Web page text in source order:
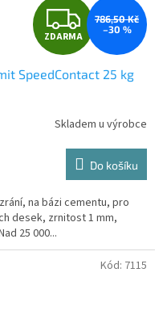
Z
D
A
R
M
A
ZDARMA
786,50 Kč
–30 %
SpeedContact 25 kg
Skladem u výrobce
Do košíku
na bázi cementu, pro
desek, zrnitost 1 mm,
25 000...
Kód: 7115